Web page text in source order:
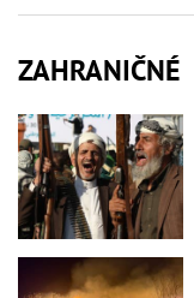
ZAHRANIČNÉ